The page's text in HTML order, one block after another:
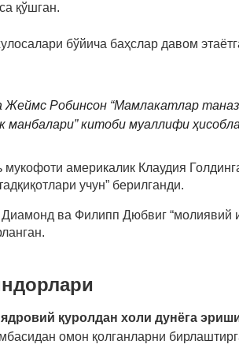
қўшган.
бўйича баҳслар давом
Робинсон “Мамлакатлар
манбалари” китоби муаллифи
америкалик Клаудия
учун” берилганди.
ва Филипп Дюбвиг “молиявий
қуролдан холи дунёга
омон қолганларни